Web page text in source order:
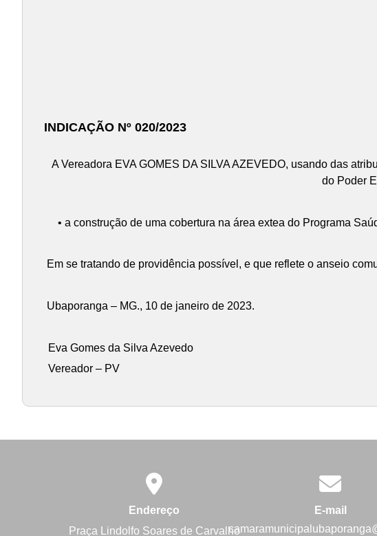
INDICAÇÃO Nº 020/2023
A Vereadora EVA GOMES DA SILVA AZEVEDO, usando das
do Poder
• a construção de uma cobertura na área extea do Programa
Em se tratando de providência possível, e que reflete o anseio
Ubaporanga – MG., 10 de janeiro de 2023.
Eva Gomes da Silva Azevedo
Vereador – PV
Endereço
Praça Lindolfo Soares de Carvalho
E-mail